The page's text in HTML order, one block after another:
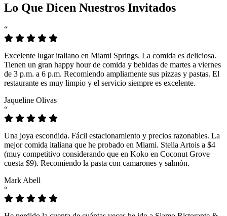
Lo Que Dicen Nuestros Invitados
“
Excelente lugar italiano en Miami Springs. La comida es deliciosa.
Tienen un gran happy hour de comida y bebidas de martes a viernes
de 3 p.m. a 6 p.m. Recomiendo ampliamente sus pizzas y pastas. El
restaurante es muy limpio y el servicio siempre es excelente.
Jaqueline Olivas
“
Una joya escondida. Fácil estacionamiento y precios razonables. La
mejor comida italiana que he probado en Miami. Stella Artois a $4
(muy competitivo considerando que en Koko en Coconut Grove
cuesta $9). Recomiendo la pasta con camarones y salmón.
Mark Abell
“